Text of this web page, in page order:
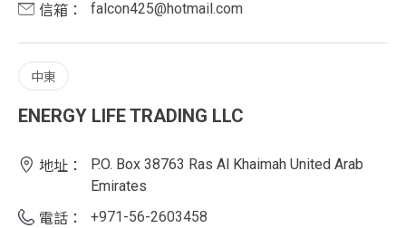
信箱： falcon425@hotmail.com
中東
ENERGY LIFE TRADING LLC
地址：
P.O. Box 38763 Ras Al Khaimah United Arab
Emirates
電話：
+971-56-2603458